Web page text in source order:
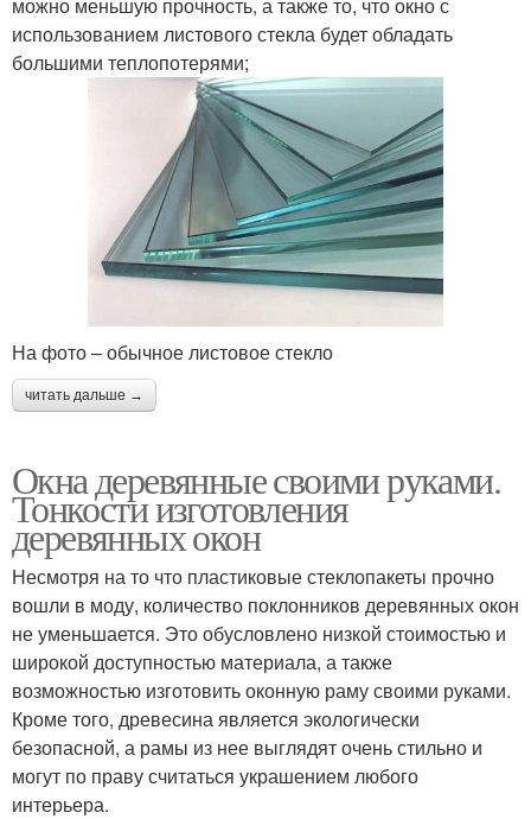
использованием листового стекла будет обладать
большими теплопотерями;
На фото – обычное листовое стекло
читать дальше →
Окна деревянные своими руками.
Тонкости изготовления
деревянных окон
Несмотря на то что пластиковые стеклопакеты прочно
вошли в моду, количество поклонников деревянных окон
не уменьшается. Это обусловлено низкой стоимостью и
широкой доступностью материала, а также
возможностью изготовить оконную раму своими руками.
Кроме того, древесина является экологически
безопасной, а рамы из нее выглядят очень стильно и
могут по праву считаться украшением любого
интерьера.